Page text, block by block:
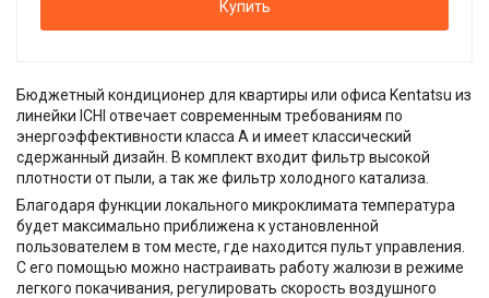
Купить
Бюджетный кондиционер для квартиры или офиса Kentatsu из
линейки ICHI отвечает современным требованиям по
энергоэффективности класса А и имеет классический
сдержанный дизайн. В комплект входит фильтр высокой
плотности от пыли, а так же фильтр холодного катализа.
Благодаря функции локального микроклимата температура
будет максимально приближена к установленной
пользователем в том месте, где находится пульт управления.
С его помощью можно настраивать работу жалюзи в режиме
легкого покачивания, регулировать скорость воздушного